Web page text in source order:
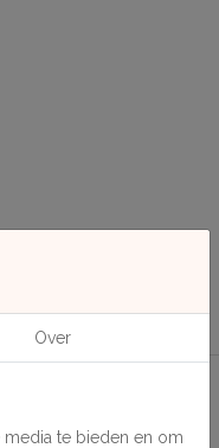
Over
te bieden en om